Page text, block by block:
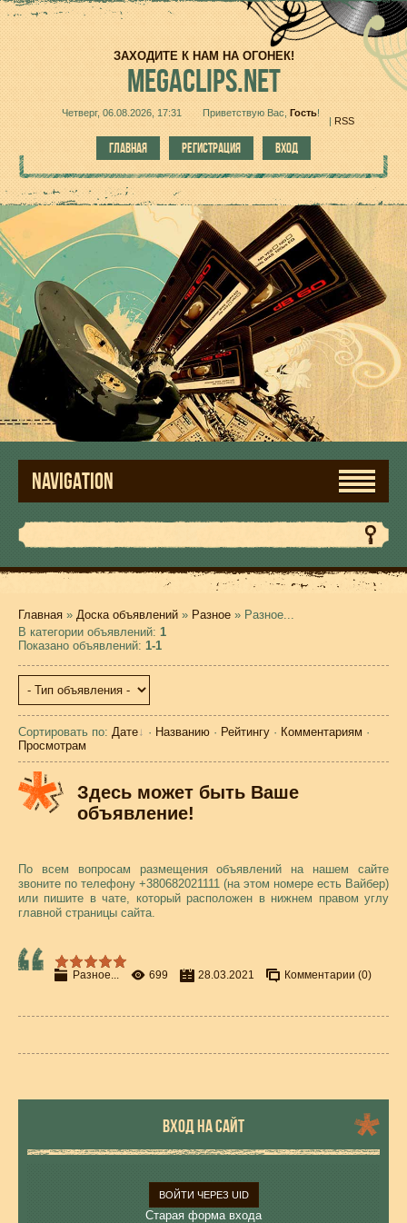
ЗАХОДИТЕ К НАМ НА ОГОНЕК!
MEGACLIPS.NET
Четверг, 06.08.2026, 17:31 Приветствую Вас Гость!
|RSS
ГЛАВНАЯ РЕГИСТРАЦИЯ ВХОД
NAVIGATION
Главная » Доска объявлений » Разное » Разное...
В категории объявлений: 1
Показано объявлений: 1-1
Сортировать по: Дате · Названию · Рейтингу · Комментариям ·
Просмотрам
Здесь может быть Ваше
объявление!
По всем вопросам размещения объявлений на нашем сайте
звоните по телефону +380682021111 (на этом номере есть Вайбер)
или пишите в чате, который расположен в нижнем правом углу
главной страницы сайта.
Разное... 699 28.03.2021 Комментарии (0)
ВХОД НА САЙТ
ВОЙТИ ЧЕРЕЗ UID
Старая форма входа